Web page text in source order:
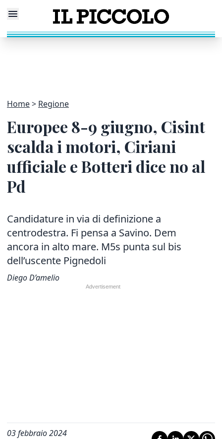
Home Regione
Europee 8-9 giugno, Cisint
scalda i motori, Ciriani
ufficiale e Botteri dice no al
Pd
Candidature in via di definizione a
centrodestra. Fi pensa a Savino. Dem
ancora in alto mare. M5s punta sul bis
dell’uscente Pignedoli
Diego D’amelio
03 febbraio 2024